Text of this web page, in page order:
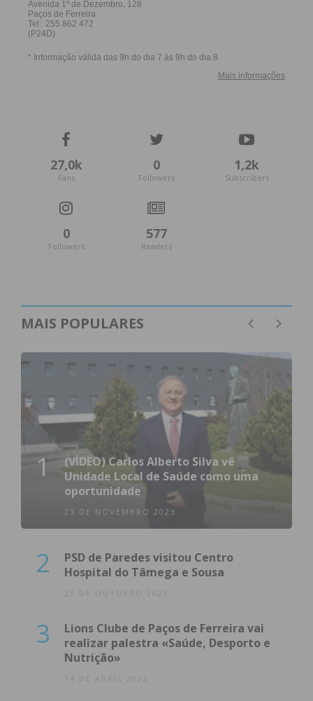
27,0k
Fans
0
Followers
1,2k
Subscribers
0
Followers
577
Readers
MAIS POPULARES
1
(VÍDEO) Carlos Alberto Silva vê
Unidade Local de Saúde como uma
oportunidade
23 DE NOVEMBRO 2023
2
PSD de Paredes visitou Centro
Hospital do Tâmega e Sousa
23 DE OUTUBRO 2023
3
Lions Clube de Paços de Ferreira vai
realizar palestra «Saúde, Desporto e
Nutrição»
14 DE ABRIL 2022